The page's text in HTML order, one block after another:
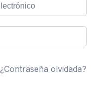
¿Contraseña olvidada?